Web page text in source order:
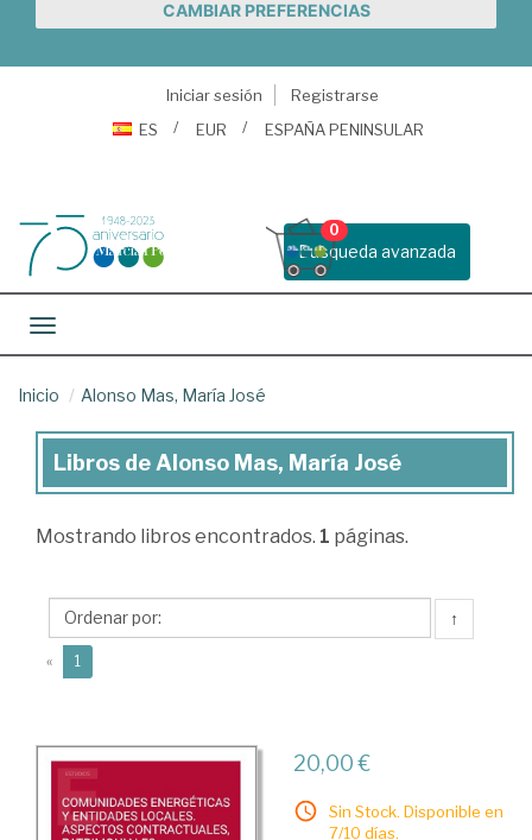
CAMBIAR PREFERENCIAS
Iniciar sesión
Registrarse
ES
EUR ESPAÑA PENINSULAR
Busqueda avanzada
0
Toggle navigation
Inicio Alonso Mas, María José
Libros
Alonso
María
José
Libros de Alonso Mas, María José
Mostrando libros encontrados. 1 páginas.
↑
« 1
20,00 €
Sin Stock. Disponible en
7/10 días.